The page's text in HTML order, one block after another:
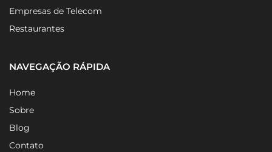
Empresas de Telecom
Restaurantes
NAVEGAÇÃO RÁPIDA
Home
Sobre
Blog
Contato